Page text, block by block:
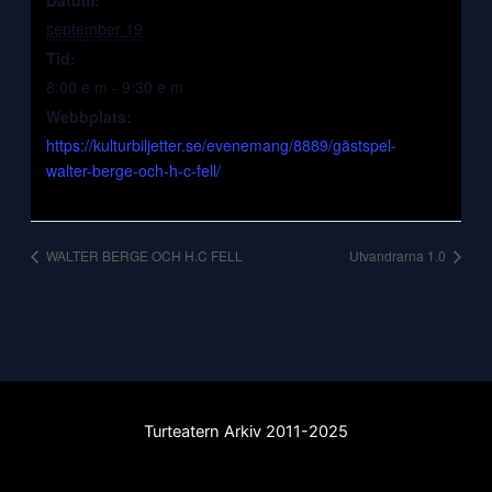
september 19
Tid:
8:00 e m - 9:30 e m
Webbplats:
https://kulturbiljetter.se/evenemang/8889/gästspel-
walter-berge-och-h-c-fell/
WALTER BERGE OCH H.C FELL Utvandrarna 1.0
Turteatern Arkiv 2011-2025